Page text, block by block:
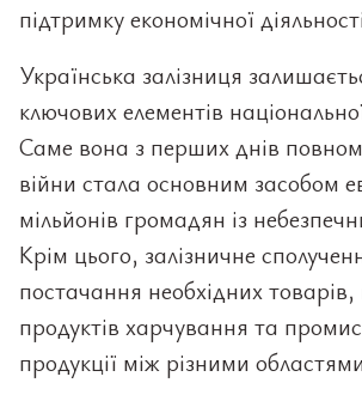
підтримку економічної
Українська залізниця
ключових елементів
Саме вона з перших днів
війни стала основним засобом
мільйонів громадян із
Крім цього, залізничне
постачання необхідних
продуктів харчування та
продукції між різними